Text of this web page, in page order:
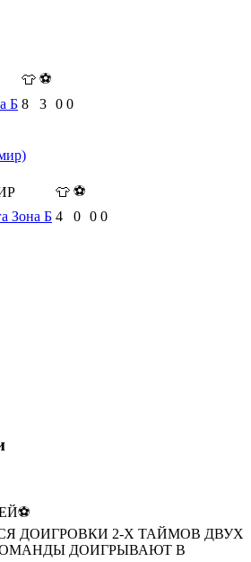
👕 ⚽
Б 8 3 0 0
👕 ⚽
Зона Б 4 0 0 0
ДОИГРОВКИ 2-Х ТАЙМОВ ДВУХ
ДОИГРЫВАЮТ В